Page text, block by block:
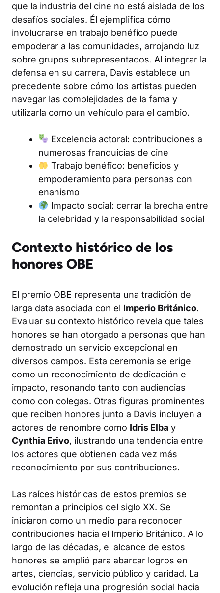
que la industria del cine no está aislada de los
desafíos sociales. Él ejemplifica cómo
involucrarse en trabajo benéfico puede
empoderar a las comunidades, arrojando luz
sobre grupos subrepresentados. Al integrar la
defensa en su carrera, Davis establece un
precedente sobre cómo los artistas pueden
navegar las complejidades de la fama y
utilizarla como un vehículo para el cambio.
Excelencia actoral: contribuciones a
numerosas franquicias de cine
Trabajo benéfico: beneficios y
empoderamiento para personas con
enanismo
Impacto social: cerrar la brecha entre
la celebridad y la responsabilidad social
Contexto histórico de los
honores OBE
El premio OBE representa una tradición de
larga data asociada con el Imperio Británico.
Evaluar su contexto histórico revela que tales
honores se han otorgado a personas que han
demostrado un servicio excepcional en
diversos campos. Esta ceremonia se erige
como un reconocimiento de dedicación e
impacto, resonando tanto con audiencias
como con colegas. Otras figuras prominentes
que reciben honores junto a Davis incluyen a
actores de renombre como Idris Elba y
Cynthia Erivo, ilustrando una tendencia entre
los actores que obtienen cada vez más
reconocimiento por sus contribuciones.
Las raíces históricas de estos premios se
remontan a principios del siglo XX. Se
iniciaron como un medio para reconocer
contribuciones hacia el Imperio Británico. A lo
largo de las décadas, el alcance de estos
honores se amplió para abarcar logros en
artes, ciencias, servicio público y caridad. La
evolución refleja una progresión social hacia